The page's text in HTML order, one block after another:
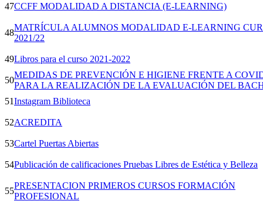
47CCFF MODALIDAD A DISTANCIA (E-LEARNING)
48
MATRÍCULA ALUMNOS MODALIDAD E-LEARNING
2021/22
49Libros para el curso 2021-2022
50
MEDIDAS DE PREVENCIÓN E HIGIENE FRENTE A
PARA LA REALIZACIÓN DE LA EVALUACIÓN DEL
51Instagram Biblioteca
52ACREDITA
53Cartel Puertas Abiertas
54Publicación de calificaciones Pruebas Libres de Estética y Belleza
55
PRESENTACION PRIMEROS CURSOS FORMACIÓN
PROFESIONAL